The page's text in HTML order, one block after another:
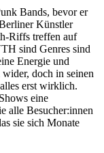
Bands, bevor er
Künstler
Riffs treffen auf
sind Genres sind
Energie und
doch in seinen
erst wirklich.
eine
alle Besucher:innen
sie sich Monate